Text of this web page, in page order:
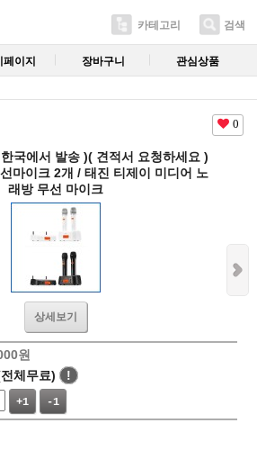
카테고리 검색
페이지 장바구니 관심상품
0
국에서 발송 )( 견적서 요청하세요 )
마이크 2개 / 태진 티제이 미디어 노
래방 무선 마이크
상세보기
원
체무료)
!
+1 -1